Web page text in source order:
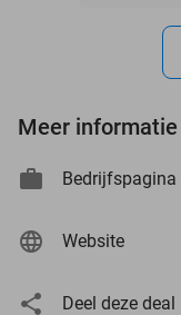
Meer informatie
Bedrijfspagina
Website
Deel deze deal